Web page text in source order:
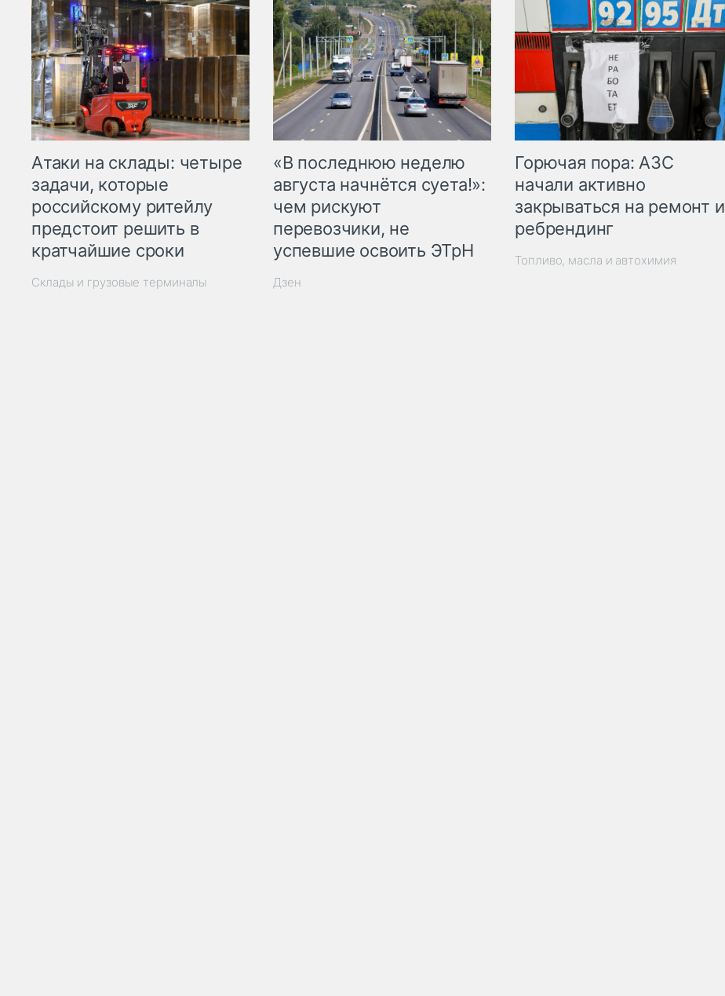
Атаки на склады: четыре
задачи, которые
российскому ритейлу
предстоит решить в
кратчайшие сроки
Склады и грузовые терминалы
«В последнюю неделю
августа начнётся суета!»:
чем рискуют
перевозчики, не
успевшие освоить ЭТрН
Дзен
Горючая пора: АЗС
начали активно
закрываться на ремонт и
ребрендинг
Топливо, масла и автохимия